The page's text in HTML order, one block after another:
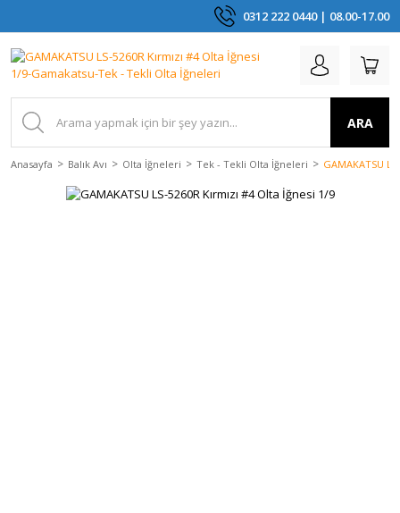
0312 222 0440 | 08.00-17.00
ARA
Anasayfa Balık Avı Olta İğneleri Tek - Tekli Olta İğneleri GAMAKATSU